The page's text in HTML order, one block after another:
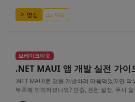
영상 자료
브레이크아웃
.NET MAUI 앱 개발 실전 가이
.NET MAUI로 앱을 개발하려 마음먹었지만 막
부족해 막막하셨나요? 인증, 권한 설정, 푸시